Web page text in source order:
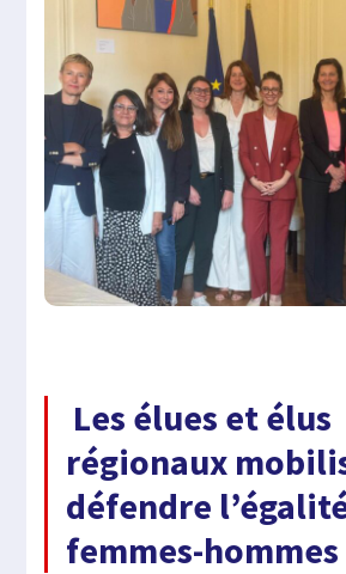
Les élues et élus
régionaux
défendre
femmes-hommes